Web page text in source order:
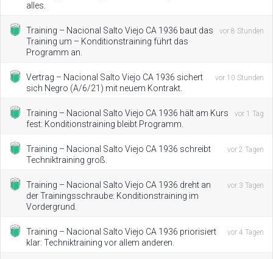
alles.
Training – Nacional Salto Viejo CA 1936 baut das
Training um – Konditionstraining führt das
Programm an.
vor 8 Stunden
Vertrag – Nacional Salto Viejo CA 1936 sichert
sich Negro (A/6/21) mit neuem Kontrakt.
vor 10 Stunden
Training – Nacional Salto Viejo CA 1936 hält am Kurs
fest: Konditionstraining bleibt Programm.
vor 1 Tag
Training – Nacional Salto Viejo CA 1936 schreibt
Techniktraining groß.
vor 2 Tagen
Training – Nacional Salto Viejo CA 1936 dreht an
der Trainingsschraube: Konditionstraining im
Vordergrund.
vor 3 Tagen
Training – Nacional Salto Viejo CA 1936 priorisiert
klar: Techniktraining vor allem anderen.
vor 4 Tagen